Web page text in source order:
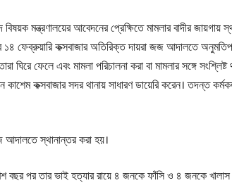
মন্ত্রণালয়ের আবেদনের প্রেক্ষিতে মামলার বাদীর জায়গায়
১৪ ফেব্রুয়ারি কক্সবাজার অতিরিক্ত দায়রা জজ আদালতে
ঘিরে ফেলে এবং মামলা পরিচালনা করা বা মামলার সঙ্গে
কাশেম কক্সবাজার সদর থানায় সাধারণ ডায়েরি করেন। তদন্ত
আদালতে স্থানান্তর করা হয়।
বছর পর তার ভাই হত্যার রায়ে ৪ জনকে ফাঁসি ও ৪ জনকে